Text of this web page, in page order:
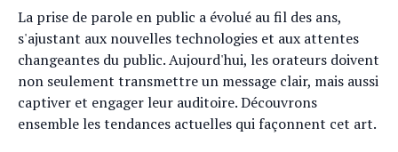
La prise de parole en public a évolué au fil des ans,
s'ajustant aux nouvelles technologies et aux attentes
changeantes du public. Aujourd'hui, les orateurs doivent
non seulement transmettre un message clair, mais aussi
captiver et engager leur auditoire. Découvrons
ensemble les tendances actuelles qui façonnent cet art.